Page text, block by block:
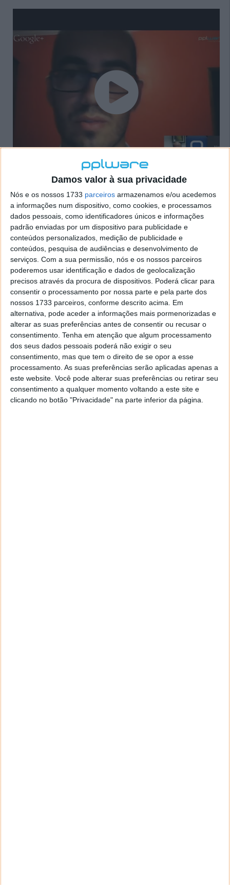
Damos valor à sua privacidade
Nós e os nossos 1733 parceiros armazenamos e/ou acedemos
a informações num dispositivo, como cookies, e processamos
dados pessoais, como identificadores únicos e informações
padrão enviadas por um dispositivo para publicidade e
conteúdos personalizados, medição de publicidade e
conteúdos, pesquisa de audiências e desenvolvimento de
serviços. Com a sua permissão, nós e os nossos parceiros
poderemos usar identificação e dados de geolocalização
precisos através da procura de dispositivos. Poderá clicar para
consentir o processamento por nossa parte e pela parte dos
nossos 1733 parceiros, conforme descrito acima. Em
alternativa, pode aceder a informações mais pormenorizadas e
alterar as suas preferências antes de consentir ou recusar o
consentimento. Tenha em atenção que algum processamento
dos seus dados pessoais poderá não exigir o seu
consentimento, mas que tem o direito de se opor a esse
processamento. As suas preferências serão aplicadas apenas a
este website. Você pode alterar suas preferências ou retirar seu
consentimento a qualquer momento voltando a este site e
clicando no botão "Privacidade" na parte inferior da página.
A melhor parte disto tudo, é que ao contrário do
Skype, com o Google Hangouts não necessita de
instalar qualquer aplicação no seu computador. Tudo
que tem de fazer para poder utilizar o serviço é
apenas registar-se gratuitamente no Gmail,
começando então a usufruir de todos estes serviços.
Homepage: Google Hangouts
2. VSee